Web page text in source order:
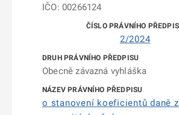
IČO: 00266124
2/2024
Obecně závazná vyhláška
o stanovení koeficientů daně z